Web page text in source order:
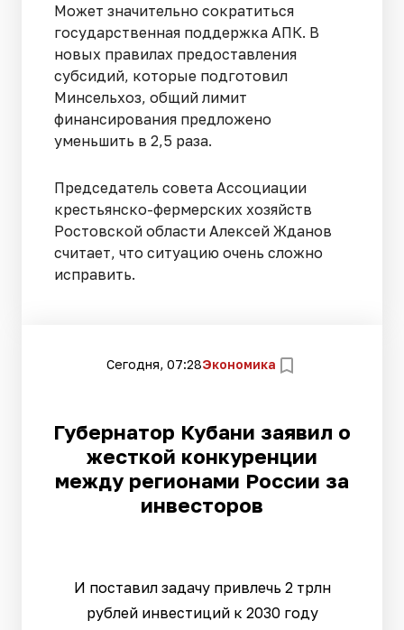
Может значительно сократиться
государственная поддержка АПК. В
новых правилах предоставления
субсидий, которые подготовил
Минсельхоз, общий лимит
финансирования предложено
уменьшить в 2,5 раза.
Председатель совета Ассоциации
крестьянско-фермерских хозяйств
Ростовской области Алексей Жданов
считает, что ситуацию очень сложно
исправить.
Сегодня, 07:28Экономика
Губернатор Кубани заявил о
жесткой конкуренции
между регионами России за
инвесторов
И поставил задачу привлечь 2 трлн
рублей инвестиций к 2030 году